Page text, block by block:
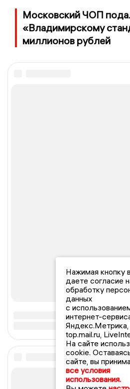
Московский ЧОП
«Владимирскому
миллионов рублей
Нажимая кнопку
даете согласие
обработку
данных
с
интернет-
Яндекс.Метрика,
top.mail.ru,
На сайте
cookie.
сайте, вы
все условия
использования.